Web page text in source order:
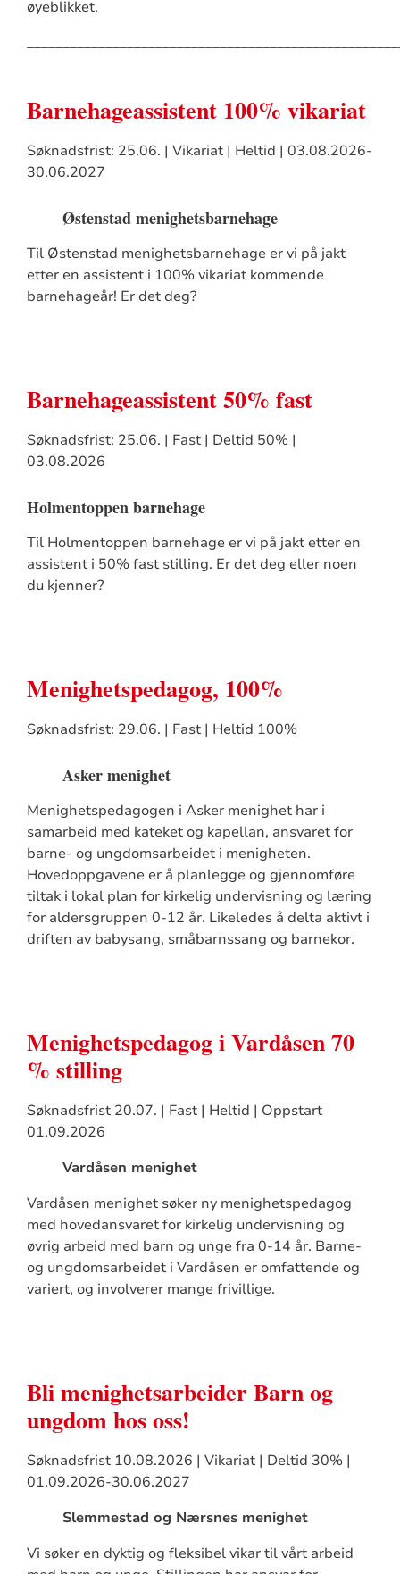
øyeblikket.
Barnehageassistent 100% vikariat
Søknadsfrist: 25.06. | Vikariat | Heltid | 03.08.2026-
30.06.2027
Østenstad menighetsbarnehage
Til Østenstad menighetsbarnehage er vi på jakt
etter en assistent i 100% vikariat kommende
barnehageår! Er det deg?
Barnehageassistent 50% fast
Søknadsfrist: 25.06. | Fast | Deltid 50% |
03.08.2026
Holmentoppen barnehage
Til Holmentoppen barnehage er vi på jakt etter en
assistent i 50% fast stilling. Er det deg eller noen
du kjenner?
Menighetspedagog, 100%
Søknadsfrist: 29.06. | Fast | Heltid 100%
Asker menighet
Menighetspedagogen i Asker menighet har i
samarbeid med kateket og kapellan, ansvaret for
barne- og ungdomsarbeidet i menigheten.
Hovedoppgavene er å planlegge og gjennomføre
tiltak i lokal plan for kirkelig undervisning og læring
for aldersgruppen 0-12 år. Likeledes å delta aktivt i
driften av babysang, småbarnssang og barnekor.
Menighetspedagog i Vardåsen 70
% stilling
Søknadsfrist 20.07. | Fast | Heltid | Oppstart
01.09.2026
Vardåsen menighet
Vardåsen menighet søker ny menighetspedagog
med hovedansvaret for kirkelig undervisning og
øvrig arbeid med barn og unge fra 0-14 år. Barne-
og ungdomsarbeidet i Vardåsen er omfattende og
variert, og involverer mange frivillige.
Bli menighetsarbeider Barn og
ungdom hos oss!
Søknadsfrist 10.08.2026 | Vikariat | Deltid 30% |
01.09.2026-30.06.2027
Slemmestad og Nærsnes menighet
Vi søker en dyktig og fleksibel vikar til vårt arbeid